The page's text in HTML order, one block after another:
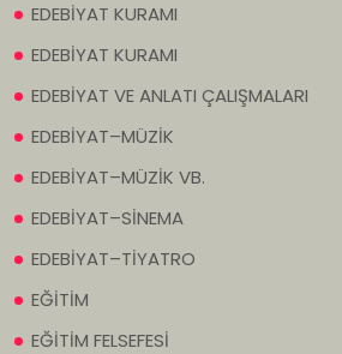
EDEBİYAT KURAMI
EDEBİYAT KURAMI
EDEBİYAT VE ANLATI ÇALIŞMALARI
EDEBİYAT–MÜZİK
EDEBİYAT–MÜZİK VB.
EDEBİYAT–SİNEMA
EDEBİYAT–TİYATRO
EĞİTİM
EĞİTİM FELSEFESİ